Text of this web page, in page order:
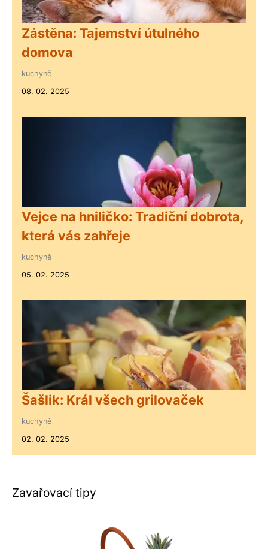
Zástěna: Tajemství útulného
domova
kuchyně
08. 02. 2025
Vejce na hniličko: Tradiční dobrota,
která vás zahřeje
kuchyně
05. 02. 2025
Šašlik: Král všech grilovaček
kuchyně
02. 02. 2025
Zavařovací tipy